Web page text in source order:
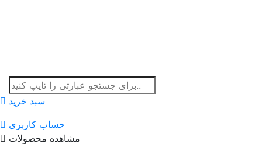
سبد خرید
حساب کاربری
مشاهده محصولات